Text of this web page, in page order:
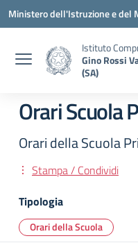
Vai ai contenuti
Vai al menu di navigazione
Vai al footer
Ministero dell'Istruzione e del
Istituto
Gino Rossi
(SA)
Orari Scuola
Orari della Scuola
Stampa / Condividi
Tipologia
Orari della Scuola